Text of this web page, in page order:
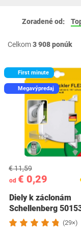
Zoradené od:
Celkom3 908 ponúk
First minute
Megavýpredaj
od € 0,29
€ 11,59
Diely k záclonám
Schellenberg
(29×)